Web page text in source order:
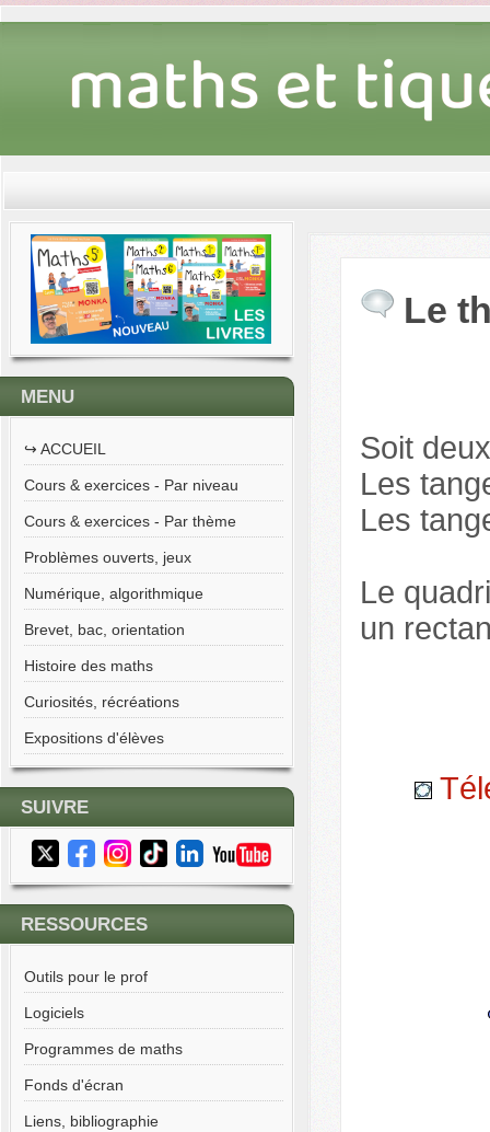
MENU
↪︎ ACCUEIL
Cours & exercices - Par niveau
Cours & exercices - Par thème
Problèmes ouverts, jeux
Numérique, algorithmique
Brevet, bac, orientation
Histoire des maths
Curiosités, récréations
Expositions d'élèves
SUIVRE
RESSOURCES
Outils pour le prof
Logiciels
Programmes de maths
Fonds d'écran
Liens, bibliographie
Le
Soit
Les
Les
Le
un